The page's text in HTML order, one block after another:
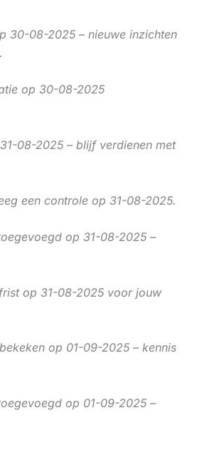
30-08-2025 – nieuwe inzichten
op 30-08-2025
08-2025 – blijf verdienen met
een controle op 31-08-2025.
op 31-08-2025 –
op 31-08-2025 voor jouw
op 01-09-2025 – kennis
op 01-09-2025 –